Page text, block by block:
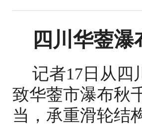
四川华蓥
记者17日从四
致华蓥市瀑布秋
当，承重滑轮结